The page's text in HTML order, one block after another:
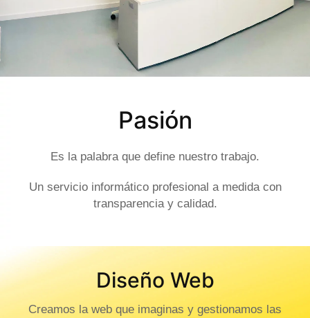
Pasión
Es la palabra que define nuestro trabajo.
Un servicio informático profesional a medida con
transparencia y calidad.
Diseño Web
Creamos la web que imaginas y gestionamos las